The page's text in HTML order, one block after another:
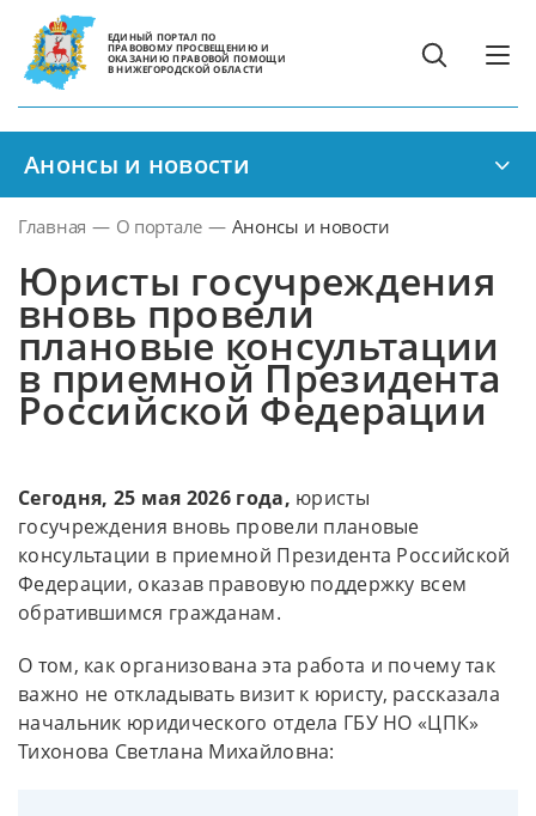
ЕДИНЫЙ ПОРТАЛ ПО
ПРАВОВОМУ ПРОСВЕЩЕНИЮ И
ОКАЗАНИЮ ПРАВОВОЙ ПОМОЩИ
В НИЖЕГОРОДСКОЙ ОБЛАСТИ
Анонсы и новости
Главная — О портале — Анонсы и новости
Юристы госучреждения
вновь провели
плановые консультации
в приемной Президента
Российской Федерации
Сегодня, 25 мая 2026 года, юристы
госучреждения вновь провели плановые
консультации в приемной Президента Российской
Федерации, оказав правовую поддержку всем
обратившимся гражданам.
О том, как организована эта работа и почему так
важно не откладывать визит к юристу, рассказала
начальник юридического отдела ГБУ НО «ЦПК»
Тихонова Светлана Михайловна: